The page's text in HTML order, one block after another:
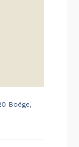
Boëge,